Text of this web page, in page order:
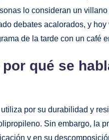
lo consideran un
debates acalorados, y
de la tarde ​con un café
qué se
⁤por su durabilidad y
Sin embargo, la
y en su